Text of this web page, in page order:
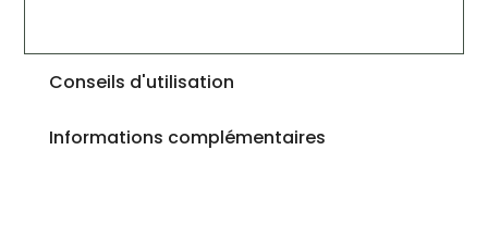
Conseils d'utilisation
Informations complémentaires